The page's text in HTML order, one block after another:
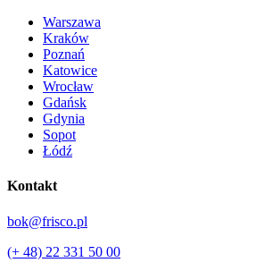
Warszawa
Kraków
Poznań
Katowice
Wrocław
Gdańsk
Gdynia
Sopot
Łódź
Kontakt
bok@frisco.pl
(+ 48) 22 331 50 00